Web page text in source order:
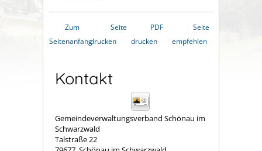
Zum
Seitenanfang
Seite
drucken
PDF
drucken
Seite
empfehlen
Kontakt
Gemeindeverwaltungsverband Schönau im
Schwarzwald
Talstraße 22